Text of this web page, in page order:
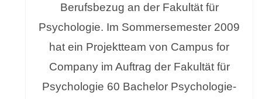
Berufsbezug an der Fakultät für
Psychologie. Im Sommersemester 2009
hat ein Projektteam von Campus for
Company im Auftrag der Fakultät für
Psychologie 60 Bachelor Psychologie-